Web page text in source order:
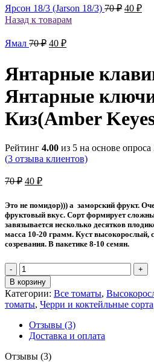
Ярсон 18/3 (Jarson 18/3) 70₽ 40 ₽
Назад к товарам
Ямал 70₽ Первоначальная
70 ₽.
40 ₽Текущая
Янтарные
Янтарные
Киз(Amber
Рейтинг 4.00 из 5 на основе опроса
(3 отзыва клиентов)
70₽ Первоначальная
составляла
70 ₽.
40 ₽Текущая
40 ₽.
Это не помидор))) а заморский фрукт.
фруктовый вкус. Сорт формирует
завязывается несколько десятков
масса 10-20 грамм. Куст высокорослый,
созревания. В пакетике 8-10 семян.
Количество
товара
Янтарные
клавиши,
Янтарные
ключи,
Янтарный
Киз(Amber
Keyes),
В корзину
Категории: Все томаты,
томаты, Черри и коктейльные сорта
Отзывы (3)
Доставка и оплата
Отзывы (3)